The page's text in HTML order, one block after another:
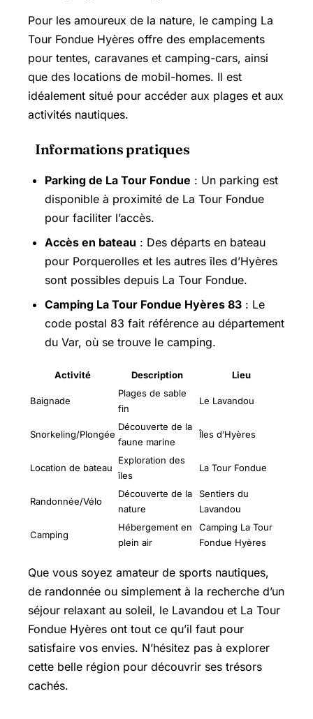
Pour les amoureux de la nature, le camping La
Tour Fondue Hyères offre des emplacements
pour tentes, caravanes et camping-cars, ainsi
que des locations de mobil-homes. Il est
idéalement situé pour accéder aux plages et aux
activités nautiques.
Informations pratiques
Parking de La Tour Fondue : Un parking est
disponible à proximité de La Tour Fondue
pour faciliter l’accès.
Accès en bateau : Des départs en bateau
pour Porquerolles et les autres îles d’Hyères
sont possibles depuis La Tour Fondue.
Camping La Tour Fondue Hyères 83 : Le
code postal 83 fait référence au département
du Var, où se trouve le camping.
Activité Description Lieu
Baignade
Plages de sable
fin
Le Lavandou
Snorkeling/Plongée
Découverte de la
faune marine
Îles d’Hyères
Location de bateau
Exploration des
îles
La Tour Fondue
Randonnée/Vélo
Découverte de la
nature
Sentiers du
Lavandou
Camping
Hébergement en
plein air
Camping La Tour
Fondue Hyères
Que vous soyez amateur de sports nautiques,
de randonnée ou simplement à la recherche d’un
séjour relaxant au soleil, le Lavandou et La Tour
Fondue Hyères ont tout ce qu’il faut pour
satisfaire vos envies. N’hésitez pas à explorer
cette belle région pour découvrir ses trésors
cachés.